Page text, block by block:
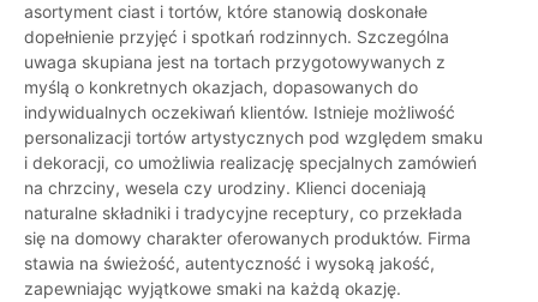
asortyment ciast i tortów, które stanowią doskonałe
dopełnienie przyjęć i spotkań rodzinnych. Szczególna
uwaga skupiana jest na tortach przygotowywanych z
myślą o konkretnych okazjach, dopasowanych do
indywidualnych oczekiwań klientów. Istnieje możliwość
personalizacji tortów artystycznych pod względem smaku
i dekoracji, co umożliwia realizację specjalnych zamówień
na chrzciny, wesela czy urodziny. Klienci doceniają
naturalne składniki i tradycyjne receptury, co przekłada
się na domowy charakter oferowanych produktów. Firma
stawia na świeżość, autentyczność i wysoką jakość,
zapewniając wyjątkowe smaki na każdą okazję.